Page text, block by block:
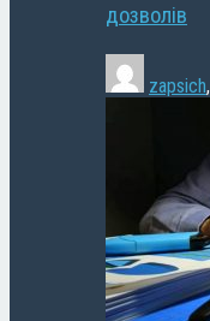
дозволів
zapsich,